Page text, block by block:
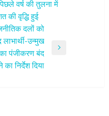
वर्ष की तुलना में
की वृद्धि हुई
दलों को
उन्मुख
पंजीकरण बंद
का निर्देश दिया